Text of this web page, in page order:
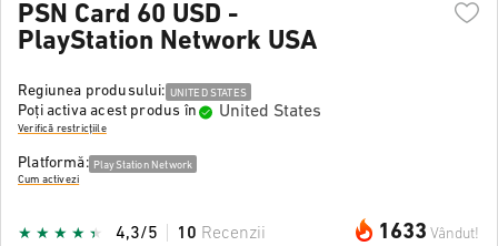
PSN Card 60 USD -
PlayStation Network USA
Regiunea produsului: UNITED STATES
Poți activa acest produs în United States
Verifică restricțiile
Platformă: PlayStation Network
Cum activezi
1633 Vândut!
4,3/5 10 Recenzii